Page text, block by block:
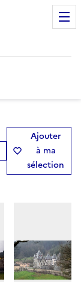
Ajouter
à ma
sélection